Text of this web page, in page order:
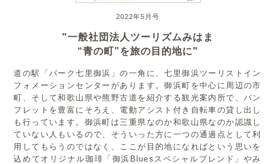
2022年5月号
"一般社団法人ツーリズムみはま
“青の町”を旅の目的地に"
道の駅「パーク七里御浜」の一角に、七里御浜ツーリストイン
フォメーションセンターがあります。御浜町を中心に周辺の市
町、そして和歌山県や熊野古道を紹介する観光案内所で、パン
フレットを豊富にそろえ、電動アシスト付き自転車の貸し出し
も行っています。御浜町は三重県なのか和歌山県なのか認識し
ていない人もいるので、そういった方に一つの通過点として利
用してもらうのではなく、ここが目的地になればという思いを
込めてオリジナル珈琲「御浜Bluesスペシャルブレンド」やみ